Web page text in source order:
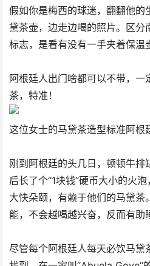
假如你是梅西的球迷，翻翻他的
黛茶壶，边走边喝的照片。区分
标志，是看有没有一手夹着保温
阿根廷人出门啥都可以不带，
茶，特准！
这位女士的马黛茶造型标准阿根
刚到阿根廷的头几日，顿顿牛排
后长了个“1块钱”硬币大小的火
大快朵颐，有赖于他们的马黛茶
能，不会越喝越兴奋，反而有助
尽管每个阿根廷人每天必饮马黛